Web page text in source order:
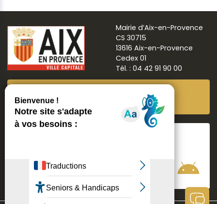
Mairie d’Aix-en-Provence
CS 30715
13616 Aix-en-Provence
Cedex 01
Tél. : 04 42 91 90 00